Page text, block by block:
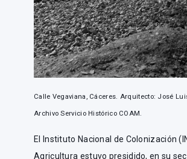
Calle Vegaviana, Cáceres. Arquitecto: José
Archivo Servicio Histórico COAM.
El Instituto Nacional de Colonización
Agricultura estuvo presidido, en su